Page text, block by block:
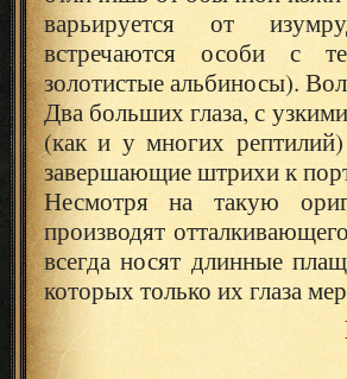
варьируется от
встречаются особи с
золотистые альбиносы).
Два больших глаза, с
(как и у многих
завершающие штрихи к
Несмотря на такую
производят
всегда носят длинные
которых только их глаза